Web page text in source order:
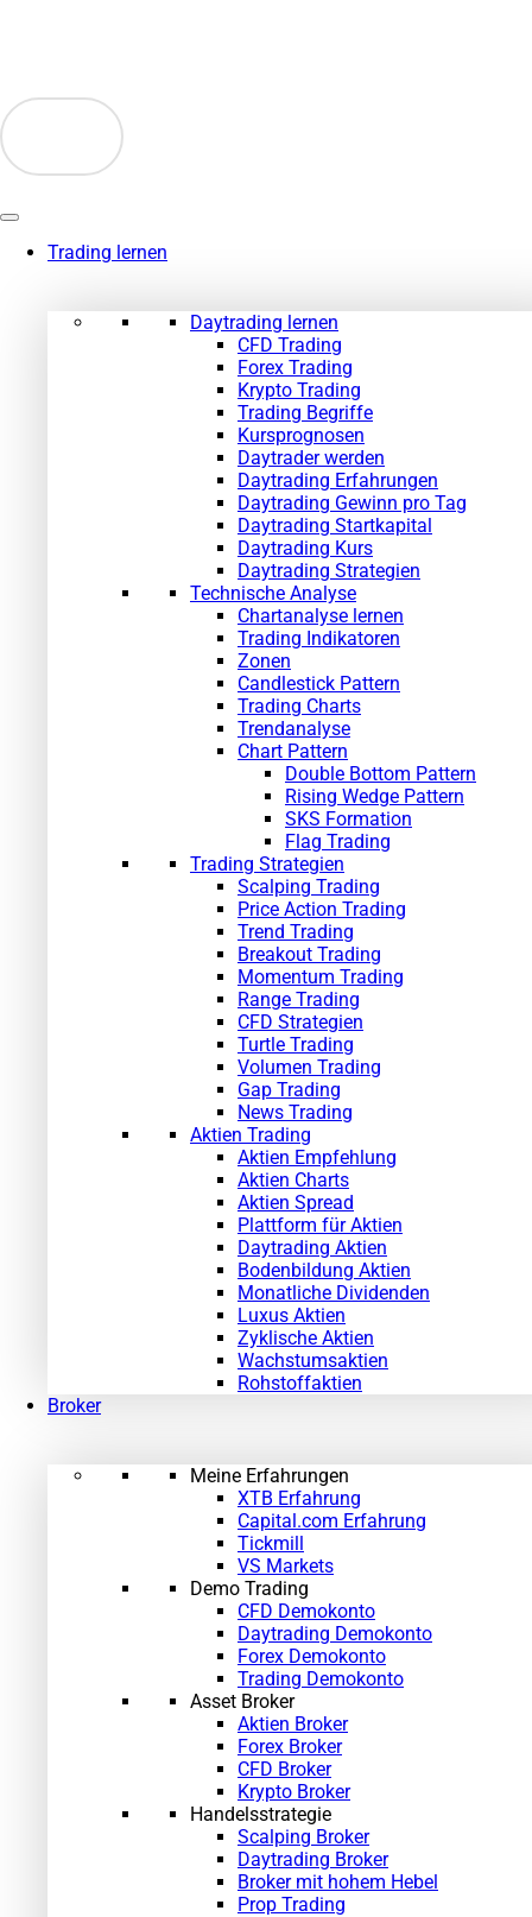
Trading lernen
Daytrading lernen
CFD Trading
Forex Trading
Krypto Trading
Trading Begriffe
Kursprognosen
Daytrader werden
Daytrading Erfahrungen
Daytrading Gewinn pro Tag
Daytrading Startkapital
Daytrading Kurs
Daytrading Strategien
Technische Analyse
Chartanalyse lernen
Trading Indikatoren
Zonen
Candlestick Pattern
Trading Charts
Trendanalyse
Chart Pattern
Double Bottom Pattern
Rising Wedge Pattern
SKS Formation
Flag Trading
Trading Strategien
Scalping Trading
Price Action Trading
Trend Trading
Breakout Trading
Momentum Trading
Range Trading
CFD Strategien
Turtle Trading
Volumen Trading
Gap Trading
News Trading
Aktien Trading
Aktien Empfehlung
Aktien Charts
Aktien Spread
Plattform für Aktien
Daytrading Aktien
Bodenbildung Aktien
Monatliche Dividenden
Luxus Aktien
Zyklische Aktien
Wachstumsaktien
Rohstoffaktien
Broker
Meine Erfahrungen
XTB Erfahrung
Capital.com Erfahrung
Tickmill
VS Markets
Demo Trading
CFD Demokonto
Daytrading Demokonto
Forex Demokonto
Trading Demokonto
Asset Broker
Aktien Broker
Forex Broker
CFD Broker
Krypto Broker
Handelsstrategie
Scalping Broker
Daytrading Broker
Broker mit hohem Hebel
Prop Trading